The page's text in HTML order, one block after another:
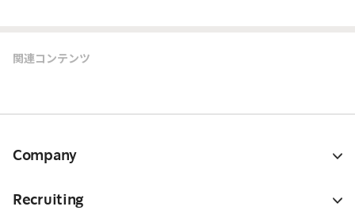
関連コンテンツ
Company
Recruiting